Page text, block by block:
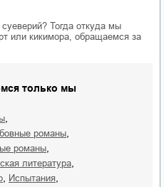
Тогда откуда мы
или кикимора, обращаемся за
только мы
романы
романы
литература
испытания